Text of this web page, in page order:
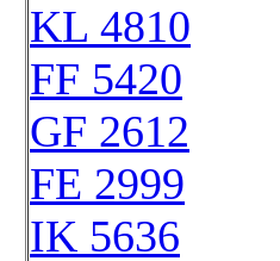
KL 4810
FF 5420
GF 2612
FE 2999
IK 5636